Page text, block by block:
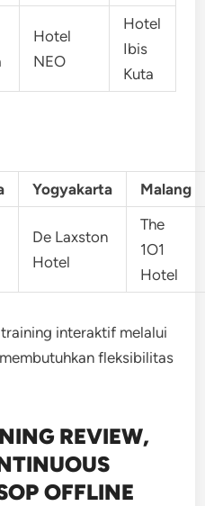
Hotel
NEO
Hotel
Ibis
Kuta
Yogyakarta Malang
De Laxston
Hotel
The
1O1
Hotel
interaktif melalui
fleksibilitas
REVIEW,
OFFLINE